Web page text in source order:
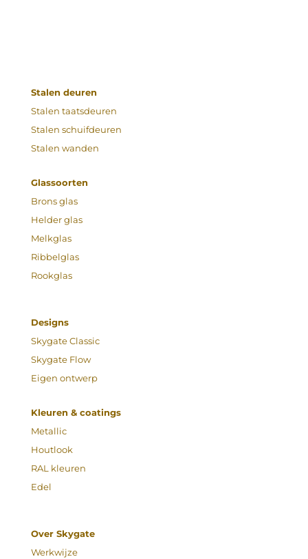
Stalen deuren
Stalen taatsdeuren
Stalen schuifdeuren
Stalen wanden
Glassoorten
Brons glas
Helder glas
Melkglas
Ribbelglas
Rookglas
Designs
Skygate Classic
Skygate Flow
Eigen ontwerp
Kleuren & coatings
Metallic
Houtlook
RAL kleuren
Edel
Over Skygate
Werkwijze